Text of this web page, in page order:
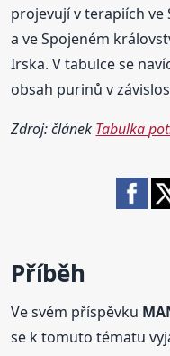
projevují v terapiích ve
a ve Spojeném
Irska. V tabulce se
obsah purinů v
Zdroj: článek Tabulka
Příběh
Ve svém příspěvku
se k tomuto tématu